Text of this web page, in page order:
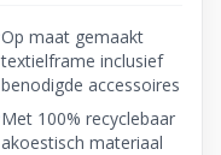
Op maat gemaakt
textielframe inclusief
benodigde accessoires
Met 100% recyclebaar
akoestisch materiaal